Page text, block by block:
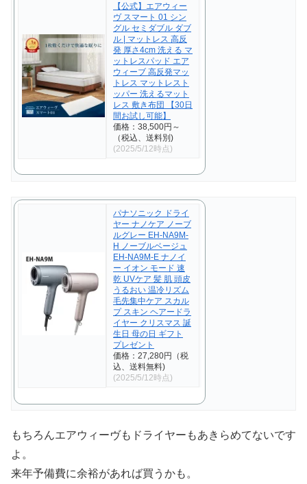
【公式】エアウィー
ヴ スマート 01 シン
グル セミダブル ダブ
ル | マットレス 高反
発 厚さ4cm 洗える マ
ットレスパッド エア
ウィーブ 高反発マッ
トレス マットレスト
ッパー 洗えるマット
レス 敷き布団 【30日
間お試し可能】
価格：38,500円～
（税込、送料別)
(2025/5/12時点)
パナソニック ドライ
ヤー ナノケア ノーブ
ルグレー EH-NA9M-
H ノーブルベージュ
EH-NA9M-E ナノイ
ー イオン モード 速
乾 UVケア 髪 肌 頭皮
うるおい 温冷リズム
毛先集中ケア スカル
プ スキン ヘアードラ
イヤー クリスマス 誕
生日 母の日 ギフト
プレゼント
価格：27,280円（税
込、送料無料)
(2025/5/12時点)
もちろんエアウィーヴもドライヤーもあきらめてないです
よ。
来年予備費に余裕があれば買うかも。